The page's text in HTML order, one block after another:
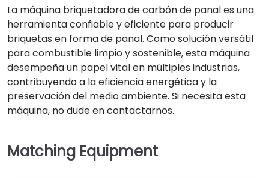
La máquina briquetadora de carbón de panal es una
herramienta confiable y eficiente para producir
briquetas en forma de panal. Como solución versátil
para combustible limpio y sostenible, esta máquina
desempeña un papel vital en múltiples industrias,
contribuyendo a la eficiencia energética y la
preservación del medio ambiente. Si necesita esta
máquina, no dude en contactarnos.